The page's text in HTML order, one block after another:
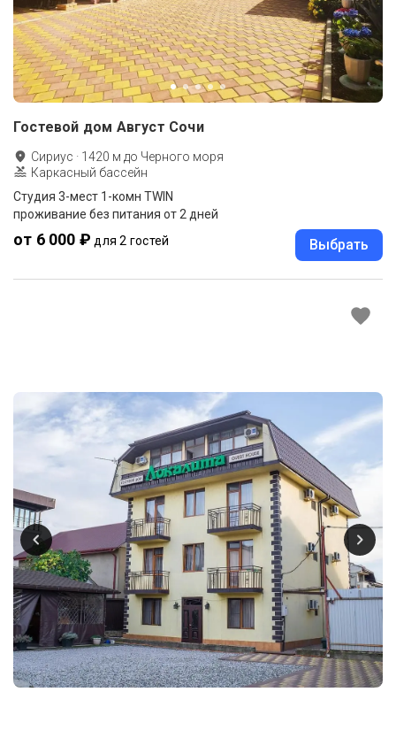
Гостевой дом Август Сочи
Сириус · 1420 м до Черного моря
Каркасный бассейн
Студия 3-мест 1-комн TWIN
проживание без питания от 2 дней
от 6 000 ₽ для 2 гостей Выбрать